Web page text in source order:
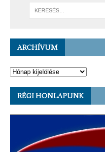
ARCHÍVUM
RÉGI HONLAPUNK